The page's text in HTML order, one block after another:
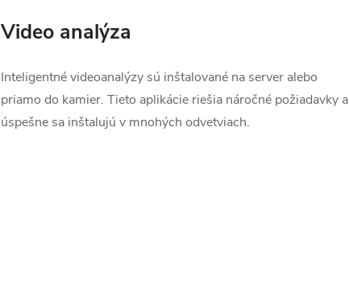
Video analýza
Inteligentné videoanalýzy sú inštalované na server alebo
priamo do kamier. Tieto aplikácie riešia náročné požiadavky a
úspešne sa inštalujú v mnohých odvetviach.